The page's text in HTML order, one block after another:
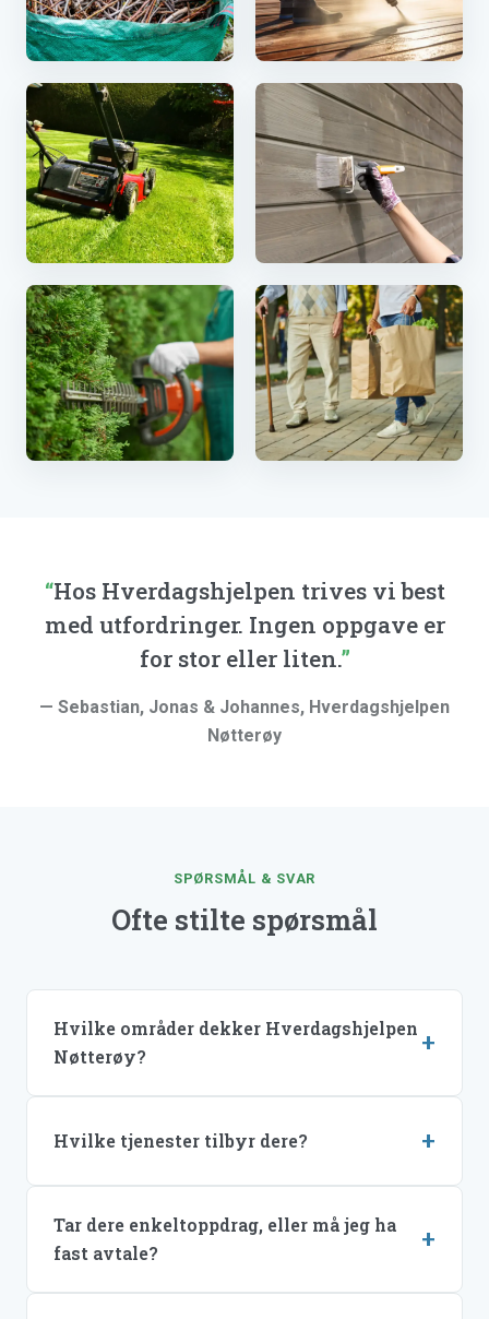
Hageavfall Terrassevask
Plenklipp Maling
Hos Hverdagshjelpen trives vi best
med utfordringer. Ingen oppgave er
for stor eller liten.
— Sebastian, Jonas & Johannes, Hverdagshjelpen
Nøtterøy
SPØRSMÅL & SVAR
Ofte stilte spørsmål
Hvilke områder dekker Hverdagshjelpen
Nøtterøy?
Hvilke tjenester tilbyr dere?
Tar dere enkeltoppdrag, eller må jeg ha
fast avtale?